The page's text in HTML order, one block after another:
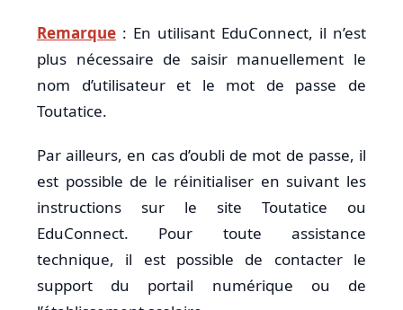
Remarque : En utilisant EduConnect, il n’est
plus nécessaire de saisir manuellement le
nom d’utilisateur et le mot de passe de
Toutatice.
Par ailleurs, en cas d’oubli de mot de passe, il
est possible de le réinitialiser en suivant les
instructions sur le site Toutatice ou
EduConnect. Pour toute assistance
technique, il est possible de contacter le
support du portail numérique ou de